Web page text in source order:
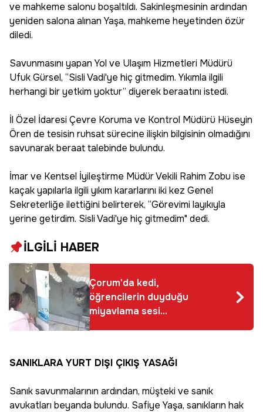
ve mahkeme salonu boşaltıldı. Sakinleşmesinin ardından
yeniden salona alınan Yaşa, mahkeme heyetinden özür
diledi.
Savunmasını yapan Yol ve Ulaşım Hizmetleri Müdürü
Ufuk Gürsel, “Sisli Vadi'ye hiç gitmedim. Yıkımla ilgili
herhangi bir yetkim yoktur” diyerek beraatını istedi.
İl Özel İdaresi Çevre Koruma ve Kontrol Müdürü Hüseyin
Ören de tesisin ruhsat sürecine ilişkin bilgisinin olmadığını
savunarak beraat talebinde bulundu.
İmar ve Kentsel İyileştirme Müdür Vekili Rahim Zobu ise
kaçak yapılarla ilgili yıkım kararlarını iki kez Genel
Sekreterliğe ilettiğini belirterek, “Görevimi layıkıyla
yerine getirdim. Sisli Vadi'ye hiç gitmedim" dedi.
İLGİLİ HABER
Çorum'da kedi,
öğrencilerin duyduğu
miyavlama sesi
sayesinde kurtarıldı
SANIKLARA YURT DIŞI ÇIKIŞ YASAĞI
Sanık savunmalarının ardından, müşteki ve sanık
avukatları beyanda bulundu. Safiye Yaşa, sanıkların hak